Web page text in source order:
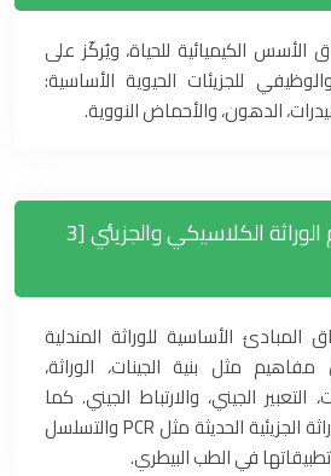
الأسس الكيميائية للحياة، ويُركّز على
للجزيئات الحيوية الأساسية:
الدهون، والأحماض النووية.
16060114: علم الوراثة الكلاسيكي والجزيئي [3
الأساسية للوراثة المندلية
مفاهيم مثل بنية الجينات، الوراثة،
التعبير الجيني، والارتباط الجيني. كما
يناقش تقنيات الوراثة الجزيئية الحديثة مثل PCR والتسلسل
في الطب البيطري.